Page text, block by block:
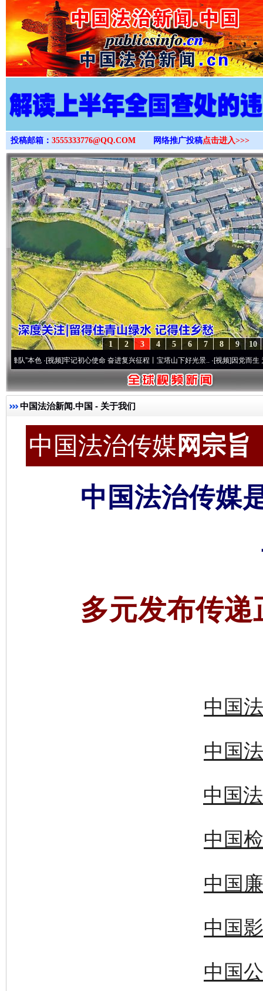
>
投稿邮箱： 3555333776@QQ.COM 网络推广投稿点击进入>>>
10
9
8
7
6
5
4
3
2
1
视频]牢记初心使命 奋进复兴征程丨宝塔山下好光景..·[视频]因党而生 为党而战——
中国法治新闻.中国 - 关于我们
中国法治传媒 网宗
中国法治传媒
多元发布传
中国
中国
中国
中国
中国
中国
中国